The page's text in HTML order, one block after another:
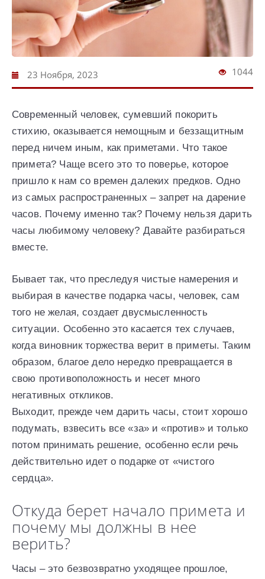
23 Ноября, 2023 1044
Современный человек, сумевший покорить
стихию, оказывается немощным и беззащитным
перед ничем иным, как приметами. Что такое
примета? Чаще всего это то поверье, которое
пришло к нам со времен далеких предков. Одно
из самых распространенных – запрет на дарение
часов. Почему именно так? Почему нельзя дарить
часы любимому человеку? Давайте разбираться
вместе.
Бывает так, что преследуя чистые намерения и
выбирая в качестве подарка часы, человек, сам
того не желая, создает двусмысленность
ситуации. Особенно это касается тех случаев,
когда виновник торжества верит в приметы. Таким
образом, благое дело нередко превращается в
свою противоположность и несет много
негативных откликов.
Выходит, прежде чем дарить часы, стоит хорошо
подумать, взвесить все «за» и «против» и только
потом принимать решение, особенно если речь
действительно идет о подарке от «чистого
сердца».
Откуда берет начало примета и
почему мы должны в нее
верить?
Часы – это безвозвратно уходящее прошлое,